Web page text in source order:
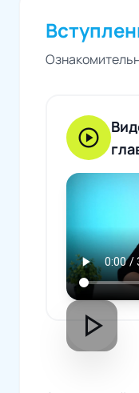
play_circle
play_arrow